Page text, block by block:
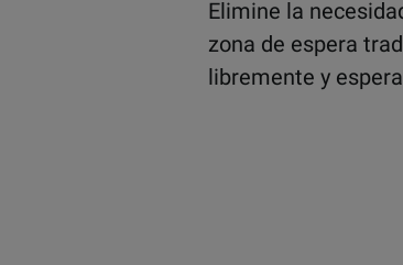
Elimine la
zona de espera
libremente y